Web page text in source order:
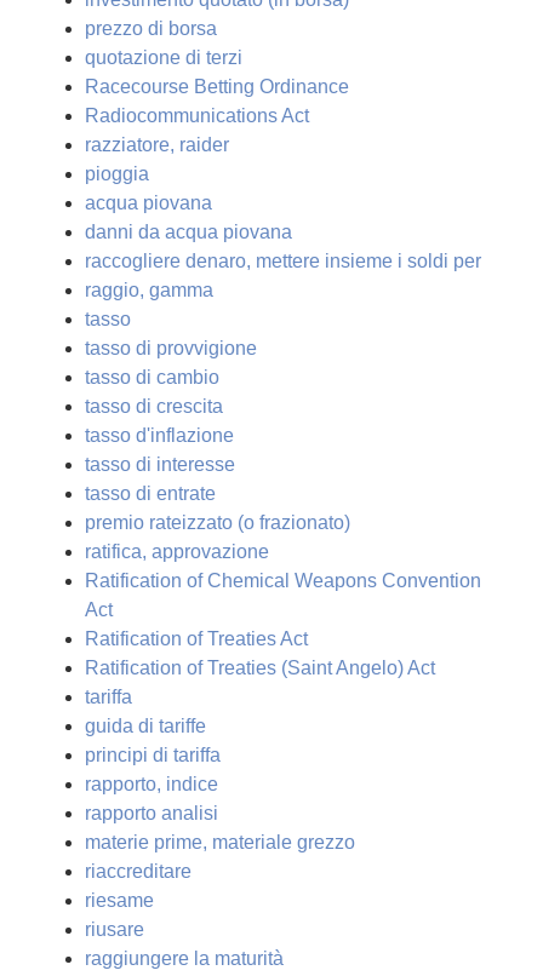
prezzo di borsa
quotazione di terzi
Racecourse Betting Ordinance
Radiocommunications Act
razziatore, raider
pioggia
acqua piovana
danni da acqua piovana
raccogliere denaro, mettere insieme i soldi per
raggio, gamma
tasso
tasso di provvigione
tasso di cambio
tasso di crescita
tasso d'inflazione
tasso di interesse
tasso di entrate
premio rateizzato (o frazionato)
ratifica, approvazione
Ratification of Chemical Weapons Convention
Act
Ratification of Treaties Act
Ratification of Treaties (Saint Angelo) Act
tariffa
guida di tariffe
principi di tariffa
rapporto, indice
rapporto analisi
materie prime, materiale grezzo
riaccreditare
riesame
riusare
raggiungere la maturità